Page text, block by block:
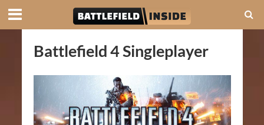
Battlefield 4 Singleplayer